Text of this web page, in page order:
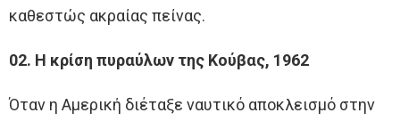
καθεστώς ακραίας πείνας.
02. Η κρίση πυραύλων της Κούβας, 1962
Όταν η Αμερική διέταξε ναυτικό αποκλεισμό στην